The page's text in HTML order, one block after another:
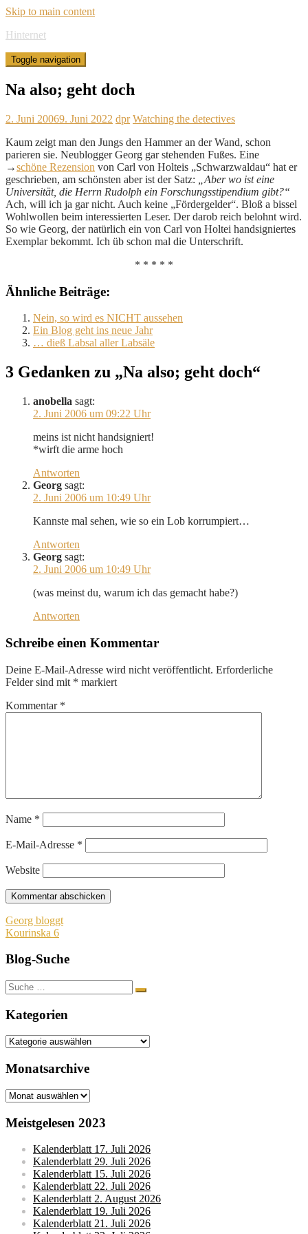
Skip to main content
Hinternet
Toggle navigation
Na also; geht doch
2. Juni 20069. Juni 2022 dpr Watching the detectives
Kaum zeigt man den Jungs den Hammer an der Wand, schon
parieren sie. Neublogger Georg gar stehenden Fußes. Eine
→schöne Rezension von Carl von Holteis „Schwarzwaldau“ hat er
geschrieben, am schönsten aber ist der Satz:
„Aber wo ist eine
Universität, die Herrn Rudolph ein Forschungsstipendium gibt?“
Ach, will ich ja gar nicht. Auch keine „Fördergelder“. Bloß a bissel
Wohlwollen beim interessierten Leser. Der darob reich belohnt wird.
So wie Georg, der natürlich ein von Carl von Holtei handsigniertes
Exemplar bekommt. Ich üb schon mal die Unterschrift.
* * * * *
Ähnliche Beiträge:
Nein, so wird es NICHT aussehen
Ein Blog geht ins neue Jahr
… dieß Labsal aller Labsäle
3 Gedanken zu „Na also; geht doch“
anobella sagt:
2. Juni 2006 um 09:22 Uhr
meins ist nicht handsigniert!
*wirft die arme hoch
Antworten
Georg sagt:
2. Juni 2006 um 10:49 Uhr
Kannste mal sehen, wie so ein Lob korrumpiert…
Antworten
Georg sagt:
2. Juni 2006 um 10:49 Uhr
(was meinst du, warum ich das gemacht habe?)
Antworten
Schreibe einen Kommentar
Deine E-Mail-Adresse wird nicht veröffentlicht. Erforderliche
Felder sind mit * markiert
Kommentar *
Name *
E-Mail-Adresse *
Website
Beitragsnavigation
Georg bloggt
Kourinska 6
Blog-Suche
Suche
nach:
Kategorien
Kategorien
Monatsarchive
Monatsarchive
Meistgelesen 2023
Kalenderblatt 17. Juli 2026
Kalenderblatt 29. Juli 2026
Kalenderblatt 15. Juli 2026
Kalenderblatt 22. Juli 2026
Kalenderblatt 2. August 2026
Kalenderblatt 19. Juli 2026
Kalenderblatt 21. Juli 2026